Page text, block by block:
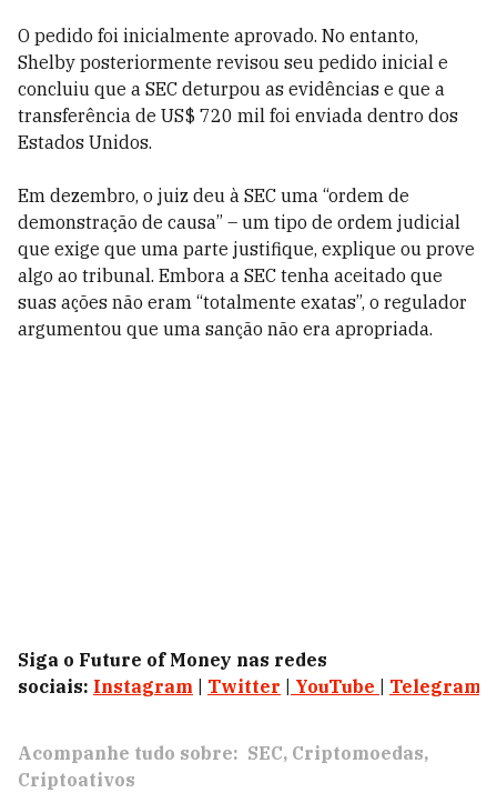
O pedido foi inicialmente aprovado. No entanto,
Shelby posteriormente revisou seu pedido inicial e
concluiu que a SEC deturpou as evidências e que a
transferência de US$ 720 mil foi enviada dentro dos
Estados Unidos.
Em dezembro, o juiz deu à SEC uma “ordem de
demonstração de causa” – um tipo de ordem judicial
que exige que uma parte justifique, explique ou prove
algo ao tribunal. Embora a SEC tenha aceitado que
suas ações não eram “totalmente exatas”, o regulador
argumentou que uma sanção não era apropriada.
Siga o Future of Money nas redes
sociais: Instagram Twitter YouTube Telegram
Acompanhe tudo sobre: SEC Criptomoedas
Criptoativos